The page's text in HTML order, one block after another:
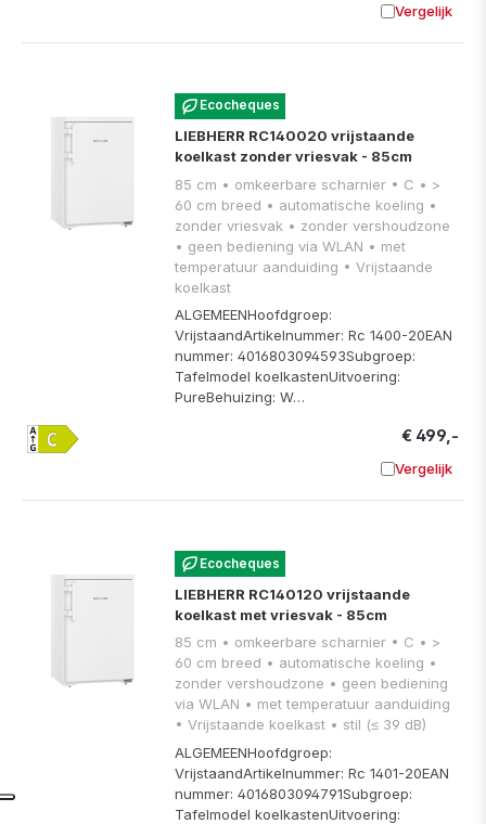
Vergelijk
Ecocheques
LIEBHERR RC140020 vrijstaande
koelkast zonder vriesvak - 85cm
85 cm • omkeerbare scharnier • C • >
60 cm breed • automatische koeling •
zonder vriesvak • zonder vershoudzone
• geen bediening via WLAN • met
temperatuur aanduiding • Vrijstaande
koelkast
ALGEMEENHoofdgroep:
VrijstaandArtikelnummer: Rc 1400-20EAN
nummer: 4016803094593Subgroep:
Tafelmodel koelkastenUitvoering:
PureBehuizing: W…
€ 499,-
Vergelijk
Ecocheques
LIEBHERR RC140120 vrijstaande
koelkast met vriesvak - 85cm
85 cm • omkeerbare scharnier • C • >
60 cm breed • automatische koeling •
zonder vershoudzone • geen bediening
via WLAN • met temperatuur aanduiding
• Vrijstaande koelkast • stil (≤ 39 dB)
ALGEMEENHoofdgroep:
VrijstaandArtikelnummer: Rc 1401-20EAN
nummer: 4016803094791Subgroep:
Tafelmodel koelkastenUitvoering: